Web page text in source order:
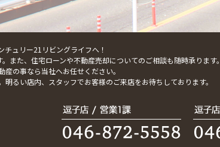
ュリー21リビングライフへ！
また、住宅ローンや不動産売却についてのご相談も随時承ります。
の事なら当社へお任せください。
るい店内、スタッフでお客様のご来店をお待ちしております。